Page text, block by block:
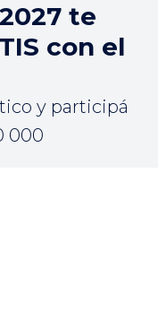
te
con el
y participá
000